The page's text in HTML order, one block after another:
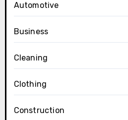
Automotive
Business
Cleaning
Clothing
Construction